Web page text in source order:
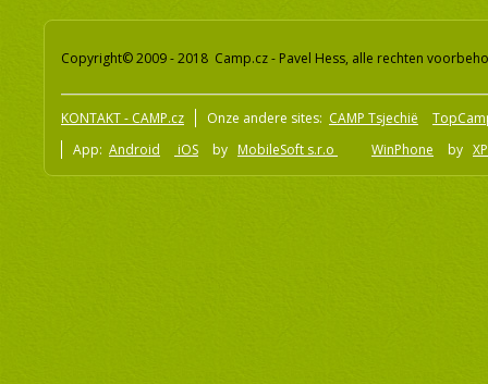
Copyright© 2009 - 2018 Camp.cz - Pavel Hess, alle rechten
KONTAKT - CAMP.cz Onze andere sites: CAMP Tsjechië
App: Android iOS by MobileSoft s.r.o WinPhone by